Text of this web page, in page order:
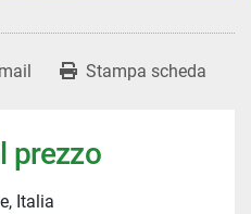
Stampa scheda
prezzo
Italia